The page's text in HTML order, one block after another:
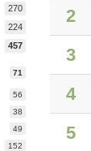
270
224
457
71
56
38
49
152
2
3
4
5